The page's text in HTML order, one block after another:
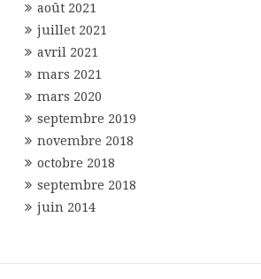
août 2021
juillet 2021
avril 2021
mars 2021
mars 2020
septembre 2019
novembre 2018
octobre 2018
septembre 2018
juin 2014